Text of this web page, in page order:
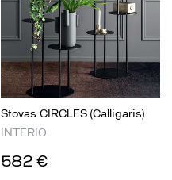
Stovas CIRCLES (Calligaris)
INTERIO
582 €